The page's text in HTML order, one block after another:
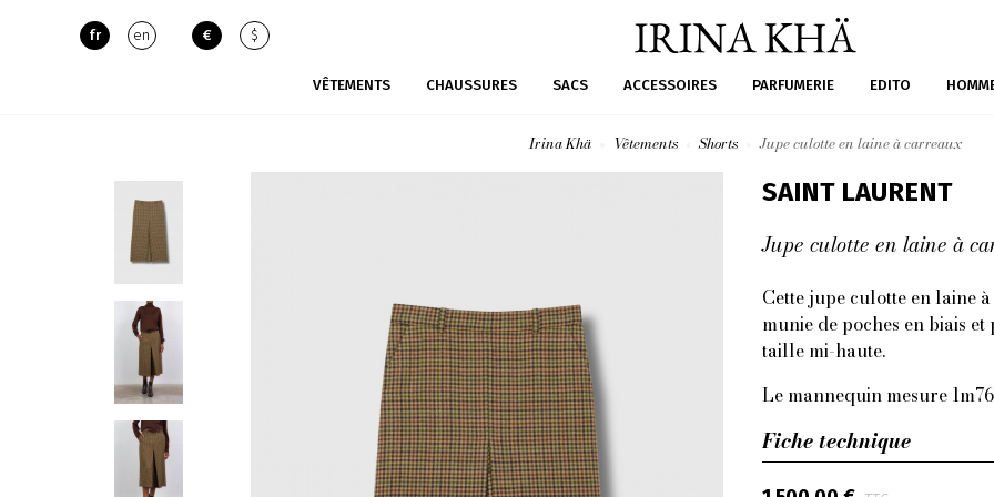
fr en € $
VÊTEMENTS CHAUSSURES SACS ACCESSOIRES PARFUMERIE EDITO
Irina Khä Vêtements Shorts Jupe culotte en laine à carreaux
SAINT LAURENT
Jupe culotte en laine à
Cette jupe culotte en laine
munie de poches en biais
taille mi-haute.
Le mannequin mesure
Fiche technique